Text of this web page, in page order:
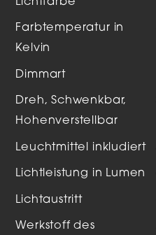
Farbtemperatur in
Kelvin
Dimmart
Dreh, Schwenkbar,
Hohenverstellbar
Leuchtmittel inkludiert
Lichtleistung in Lumen
Lichtaustritt
Werkstoff des